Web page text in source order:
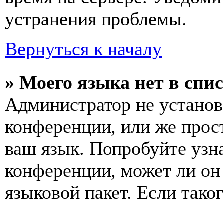
устранения проблемы.
Вернуться к началу
» Моего языка нет в
Администратор не
конференции, или же
ваш язык. Попробуйте
конференции, может ли
языковой пакет. Если